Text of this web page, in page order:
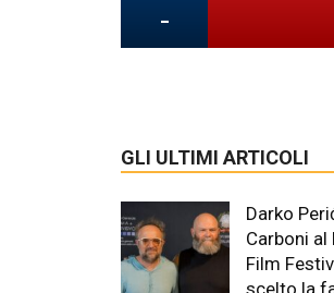
-
GLI ULTIMI ARTICOLI
Darko
Carboni al
Film